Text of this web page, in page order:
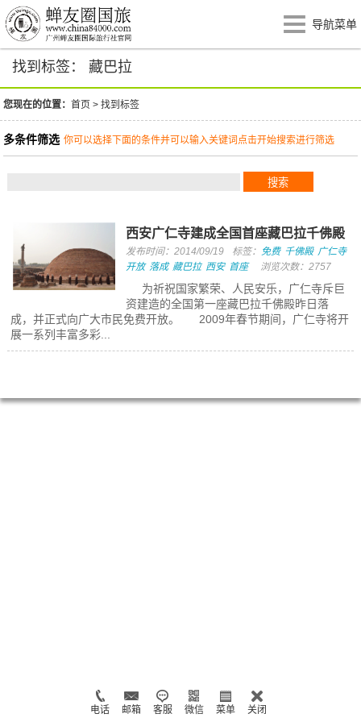
导航菜单
找到标签： 藏巴拉
您现在的位置：首页 >找到标签
多条件筛选 你可以选择下面的条件并可以输入关键词点击开始搜索进行筛选
西安广仁寺建成全国首座藏巴拉千佛殿
发布时间：2014/09/19 标签： 免费 千佛殿 广仁寺
开放 落成 藏巴拉 西安 首座 浏览次数：2757
为祈祝国家繁荣、人民安乐，广仁寺斥巨
资建造的全国第一座藏巴拉千佛殿昨日落
成，并正式向广大市民免费开放。 2009年春节期间，广仁寺将开
展一系列丰富多彩...
电话 邮箱 客服 微信 菜单 关闭